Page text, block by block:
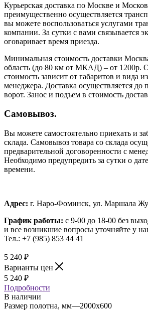
Курьерская доставка по Москве и
преимущественно осуществляется
вы можете воспользоваться услугами
компании. За сутки с вами связывается
оговаривает время приезда.
Минимальная стоимость доставки
область (до 80 км от МКАД) – от 1200р.
стоимость зависит от габаритов и вида
менеджера. Доставка осуществляется до
ворот. Занос и подъем в стоимость
Самовывоз.
Вы можете самостоятельно приехать и
склада. Самовывоз товара со склада
предварительной договоренности с
Необходимо предупредить за сутки о
времени.
Адрес: г. Наро-Фоминск, ул. Маршала
График работы: с 9-00 до 18-00 без
и все возникшие вопросы уточняйте у
Тел.: +7 (985) 853 44 41
5 240 ₽
Варианты цен
5 240 ₽
Подробности
В наличии
Размер полотна, мм—2000x600